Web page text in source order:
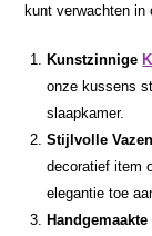
kunt verwachten in
Kunstzinnige
onze kussens
slaapkamer.
Stijlvolle
decoratief item
elegantie toe